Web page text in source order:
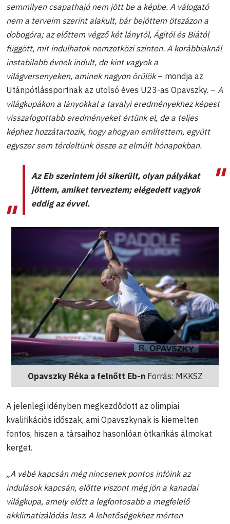
semmilyen csapathajó nem jött be a képbe. A válogató
nem a terveim szerint alakult, bár bejöttem ötszázon a
dobogóra; az előttem végző két lánytól, Ágitól és Biától
függött, mit indulhatok nemzetközi szinten. A korábbiaknál
instabilabb évnek indult, de kint vagyok a
világversenyeken, aminek nagyon örülök– mondja az
Utánpótlássportnak az utolsó éves U23-as Opavszky. – A
világkupákon a lányokkal a tavalyi eredményekhez képest
visszafogottabb eredményeket értünk el, de a teljes
képhez hozzátartozik, hogy ahogyan említettem, együtt
egyszer sem térdeltünk össze az elmúlt hónapokban.
Az Eb szerintem jól sikerült, olyan pályákat
jöttem, amiket terveztem; elégedett vagyok
eddig az évvel.
Opavszky Réka a felnőtt Eb-nForrás: MKKSZ
A jelenlegi idényben megkezdődött az olimpiai
kvalifikációs időszak, ami Opavszkynak is kiemelten
fontos, hiszen a társaihoz hasonlóan ötkarikás álmokat
kerget.
„A vébé kapcsán még nincsenek pontos infóink az
indulások kapcsán, előtte viszont még jön a kanadai
világkupa, amely előtt a legfontosabb a megfelelő
akklimatizálódás lesz. A lehetőségekhez mérten